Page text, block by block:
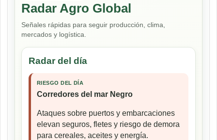
Radar Agro Global
Señales rápidas para seguir producción, clima,
mercados y logística.
Radar del día
RIESGO DEL DÍA
Corredores del mar Negro
Ataques sobre puertos y embarcaciones
elevan seguros, fletes y riesgo de demora
para cereales, aceites y energía.